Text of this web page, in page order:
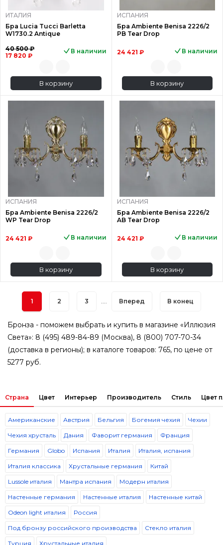
ИТАЛИЯ
Бра Lucia Tucci Barletta
W1730.2 Antique
40 500 ₽
17 820 ₽
В наличии
В корзину
ИСПАНИЯ
Бра Ambiente Benisa 2226/2
PB Tear Drop
24 421 ₽ В наличии
В корзину
ИСПАНИЯ
Бра Ambiente Benisa 2226/2
WP Tear Drop
24 421 ₽ В наличии
В корзину
ИСПАНИЯ
Бра Ambiente Benisa 2226/2
AB Tear Drop
24 421 ₽ В наличии
В корзину
1 2 3 Вперед В конец
Бронза - поможем выбрать и купить в магазине «Иллюзия
Света»: 8 (495) 489-84-89 (Москва), 8 (800) 707-70-34
(доставка в регионы); в каталоге товаров: 765, по цене от
5277 руб.
Страна Цвет Интерьер Производитель Стиль Цвет
Американские Австрия Бельгия Богемия чехия Чехии
Чехия хрусталь Дания Фаворит германия Франция
Германия Globo Испания Италия Италия, испания
Италия классика Хрустальные германия Китай
Lussole италия Мантра испания Модерн италия
Настенные германия Настенные италия Настенные китай
Odeon light италия Россия
Под бронзу российского производства Стекло италия
Турция Хрустальные италия